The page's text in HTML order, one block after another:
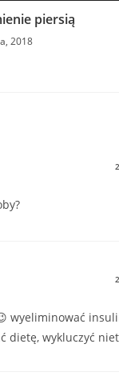
piersią
2018
wyeliminować
dietę, wykluczyć